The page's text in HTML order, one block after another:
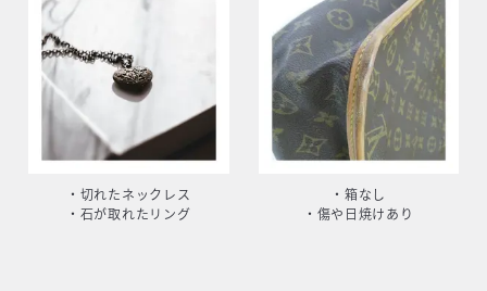
・切れたネックレス
・石が取れたリング
・箱なし
・傷や日焼けあり